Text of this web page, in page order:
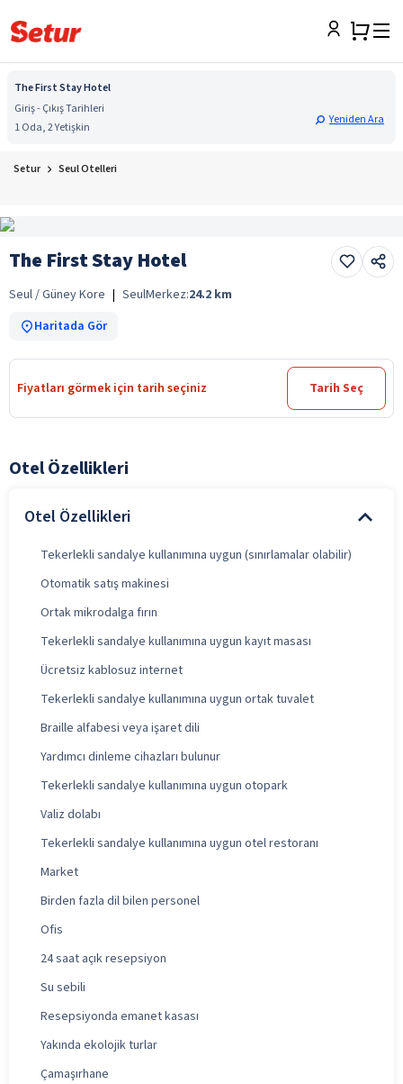
The First Stay Hotel
Giriş - Çıkış Tarihleri
1 Oda, 2 Yetişkin
Yeniden Ara
Setur Seul Otelleri
The First Stay Hotel
Seul / Güney Kore | SeulMerkez:24.2 km
Haritada Gör
Fiyatları görmek için tarih seçiniz Tarih Seç
Otel Özellikleri
Otel Özellikleri
Tekerlekli sandalye kullanımına uygun (sınırlamalar olabilir)
Otomatik satış makinesi
Ortak mikrodalga fırın
Tekerlekli sandalye kullanımına uygun kayıt masası
Ücretsiz kablosuz internet
Tekerlekli sandalye kullanımına uygun ortak tuvalet
Braille alfabesi veya işaret dili
Yardımcı dinleme cihazları bulunur
Tekerlekli sandalye kullanımına uygun otopark
Valiz dolabı
Tekerlekli sandalye kullanımına uygun otel restoranı
Market
Birden fazla dil bilen personel
Ofis
24 saat açık resepsiyon
Su sebili
Resepsiyonda emanet kasası
Yakında ekolojik turlar
Çamaşırhane